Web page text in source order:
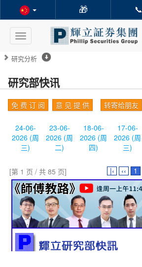
🎁 📞
Toggle
navigation
研究分析
研究部快讯
免 费 订 阅 意 见 提 供 转寄给朋友
24-06-
2026 (周
三)
23-06-
2026 (周
二)
18-06-
2026 (周
四)
17-06-
2026 (周
三)
[第 1 页 / 共 85 页] |‹ ‹‹ 1